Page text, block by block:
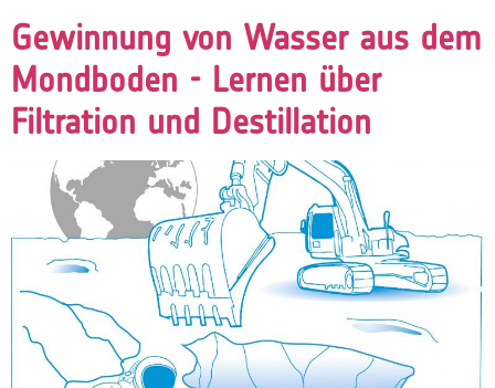
Gewinnung von Wasser aus dem
Mondboden - Lernen über
Filtration und Destillation